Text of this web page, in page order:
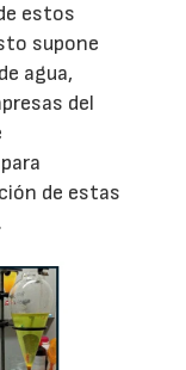
estos
supone
agua,
del
de estas